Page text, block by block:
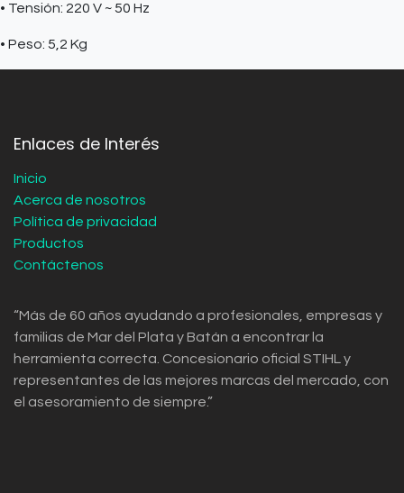
• Tensión: 220 V ~ 50 Hz
• Peso: 5,2 Kg
Enlaces de Interés
Inicio
Acerca de nosotros
Política de privacidad
Productos
Contáctenos
“Más de 60 años ayudando a profesionales, empresas y
familias de Mar del Plata y Batán a encontrar la
herramienta correcta. Concesionario oficial STIHL y
representantes de las mejores marcas del mercado, con
el asesoramiento de siempre.”